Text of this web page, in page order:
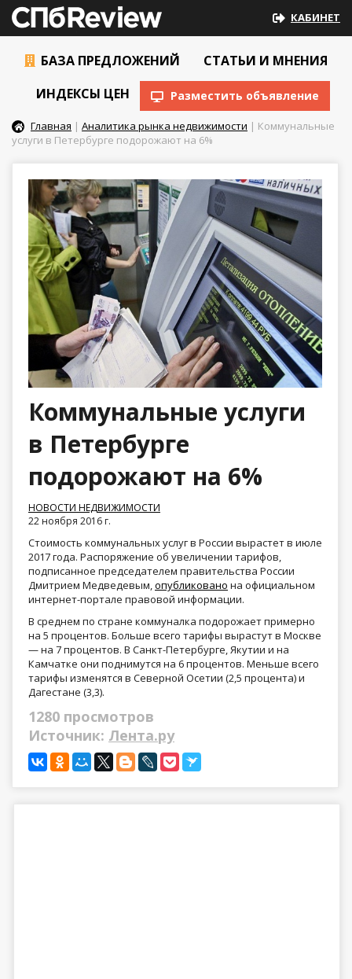
КАБИНЕТ
БАЗА ПРЕДЛОЖЕНИЙ
СТАТЬИ И МНЕНИЯ
ИНДЕКСЫ ЦЕН
Разместить объявление
Главная | Аналитика рынка недвижимости | Коммунальные
услуги в Петербурге подорожают на 6%
Коммунальные услуги
в Петербурге
подорожают на 6%
НОВОСТИ НЕДВИЖИМОСТИ
22 ноября 2016 г.
Стоимость коммунальных услуг в России вырастет в июле
2017 года. Распоряжение об увеличении тарифов,
подписанное председателем правительства России
Дмитрием Медведевым,опубликовано на официальном
интернет-портале правовой информации.
В среднем по стране коммуналка подорожает примерно
на 5 процентов. Больше всего тарифы вырастут в Москве
— на 7 процентов. В Санкт-Петербурге, Якутии и на
Камчатке они поднимутся на 6 процентов. Меньше всего
тарифы изменятся в Северной Осетии (2,5 процента) и
Дагестане (3,3).
1280 просмотров
Источник: Лента.ру